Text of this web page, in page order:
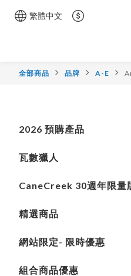
繁體中文
全部商品 品牌 A-E
2026 預購產品
瓦數獵人
CaneCreek 30週年限量
精選商品
網站限定- 限時優惠
組合商品優惠